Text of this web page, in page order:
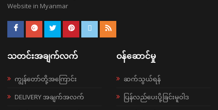
Website in Myanmar
သတင်းအချက်လက်
ကျွန်တော်တို့အကြောင်း
DELIVERY အချက်အလက်
ဝန်ဆောင်မှု
ဆက်သွယ်ရန်
ပြန်လည်ပေးပို့ခြင်းမူဝါဒ